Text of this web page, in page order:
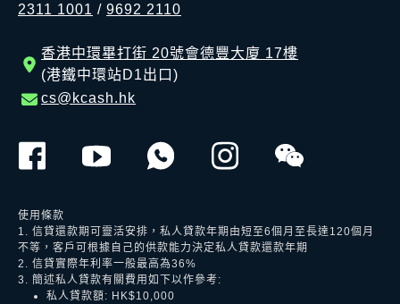
2311 1001 / 9692 2110
香港中環畢打街 20號會德豐大廈 17樓
(港鐵中環站D1出口)
cs@kcash.hk
使用條款
1. 信貸還款期可靈活安排，私人貸款年期由短至6個月至長達120個月
不等，客戶可根據自己的供款能力決定私人貸款還款年期
2. 信貸實際年利率一般最高為36%
3. 簡述私人貸款有關費用如下以作參考:
私人貸款額: HK$10,000